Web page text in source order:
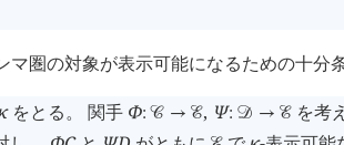
マ圏の対象が表示可能になるための十分
をとる。 関手 Φ: 󰒚 → 󰒜, Ψ: 󰒛 → 󰒜 を考